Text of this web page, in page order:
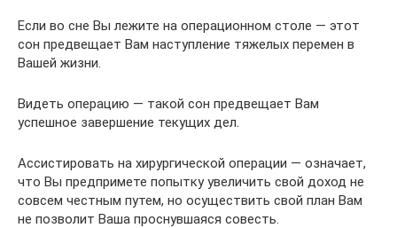
Если во сне Вы лежите на операционном столе — этот
сон предвещает Вам наступление тяжелых перемен в
Вашей жизни.
Видеть операцию — такой сон предвещает Вам
успешное завершение текущих дел.
Ассистировать на хирургической операции — означает,
что Вы предпримете попытку увеличить свой доход не
совсем честным путем, но осуществить свой план Вам
не позволит Ваша проснувшаяся совесть.